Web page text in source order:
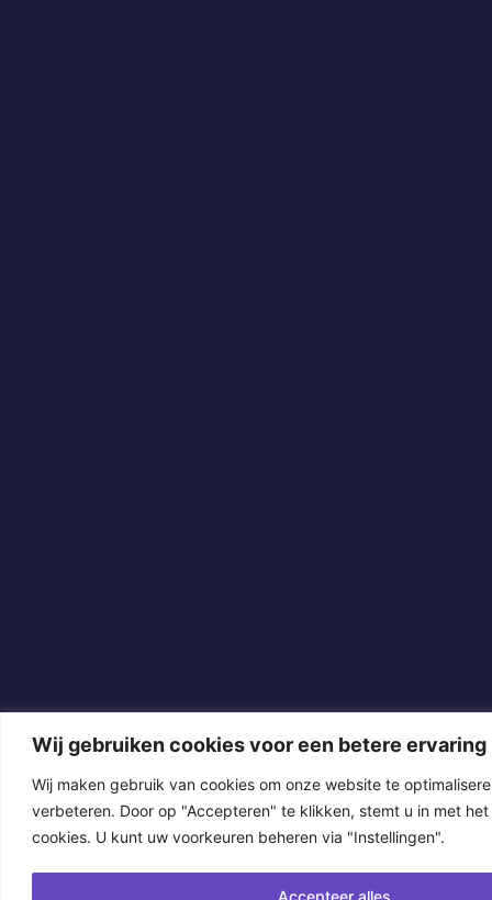
Wij gebruiken cookies voor een betere ervaring
Wij maken gebruik van cookies om onze website te
verbeteren. Door op "Accepteren" te klikken, stemt u in met
cookies. U kunt uw voorkeuren beheren via "Instellingen".
Accepteer alles